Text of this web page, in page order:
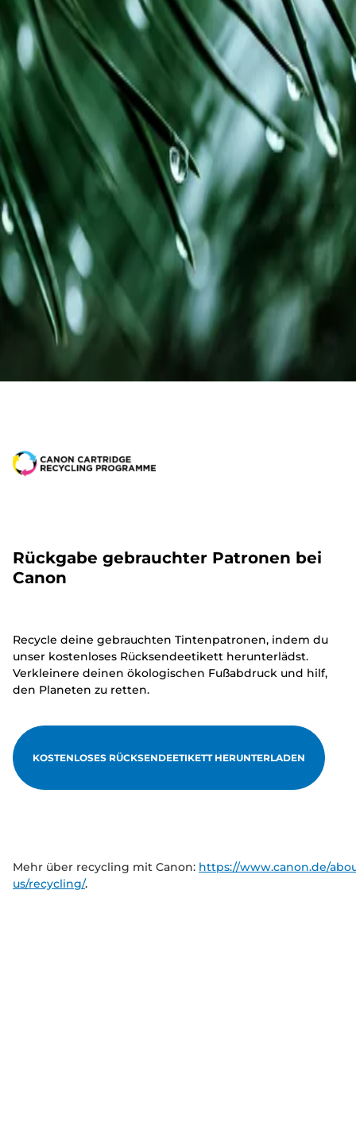
Rückgabe gebrauchter Patronen bei
Canon
Recycle deine gebrauchten Tintenpatronen, indem du
unser kostenloses Rücksendeetikett herunterlädst.
Verkleinere deinen ökologischen Fußabdruck und hilf,
den Planeten zu retten.
KOSTENLOSES RÜCKSENDEETIKETT HERUNTERLADEN
Mehr über recycling mit Canon: https://www.canon.de/
us/recycling/.